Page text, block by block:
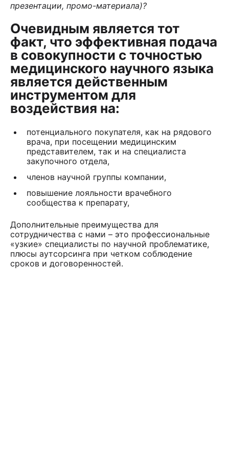
презентации, промо-материала)?
Очевидным является тот
факт, что эффективная подача
в совокупности с точностью
медицинского научного языка
является действенным
инструментом для
воздействия на:
потенциального покупателя, как на рядового
врача, при посещении медицинским
представителем, так и на специалиста
закупочного отдела,
членов научной группы компании,
повышение лояльности врачебного
сообщества к препарату,
Дополнительные преимущества для
сотрудничества с нами – это профессиональные
«узкие» специалисты по научной проблематике,
плюсы аутсорсинга при четком соблюдение
сроков и договоренностей.